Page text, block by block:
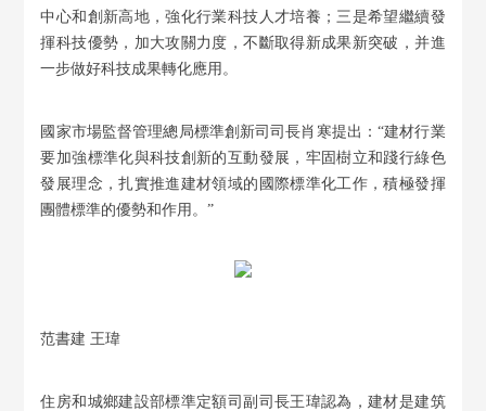
中心和創新高地，強化行業科技人才培養；三是希望繼續發
揮科技優勢，加大攻關力度，不斷取得新成果新突破，并進
一步做好科技成果轉化應用。
國家市場監督管理總局標準創新司司長肖寒提出：“建材行業
要加強標準化與科技創新的互動發展，牢固樹立和踐行綠色
發展理念，扎實推進建材領域的國際標準化工作，積極發揮
團體標準的優勢和作用。”
范書建 王瑋
住房和城鄉建設部標準定額司副司長王瑋認為，建材是建筑